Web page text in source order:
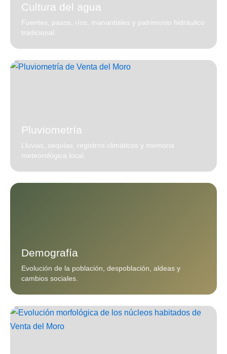
Cultura del agua
Fuentes, pasos, ríos, manantiales y patrimonio hidráulico
tradicional.
Pluviometría
Lluvias, sequías, registros climáticos y memoria
meteorológica local.
Demografía
Evolución de la población, despoblación, aldeas y
cambios sociales.